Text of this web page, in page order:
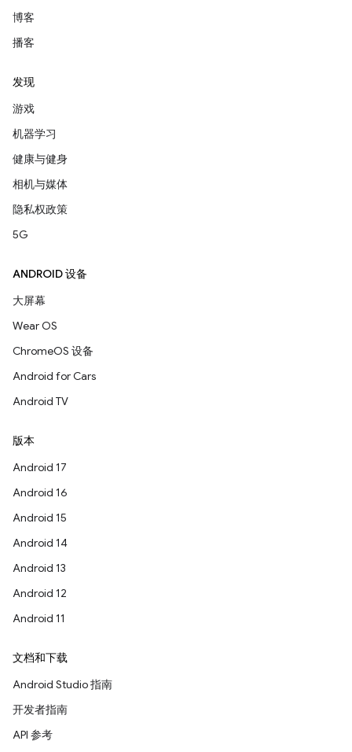
博客
播客
发现
游戏
机器学习
健康与健身
相机与媒体
隐私权政策
5G
ANDROID 设备
大屏幕
Wear OS
ChromeOS 设备
Android for Cars
Android TV
版本
Android 17
Android 16
Android 15
Android 14
Android 13
Android 12
Android 11
文档和下载
Android Studio 指南
开发者指南
API 参考